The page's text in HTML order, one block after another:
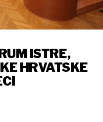
ISTRE,
HRVATSKE